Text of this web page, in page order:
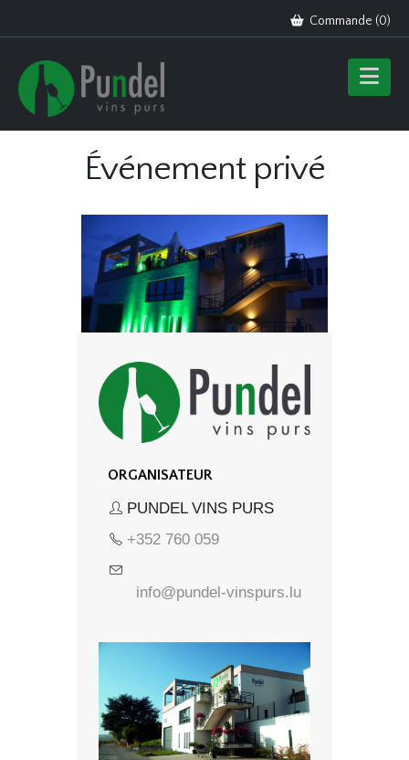
Commande (0)
Événement privé
ORGANISATEUR
PUNDEL VINS PURS
+352 760 059
info@pundel-vinspurs.lu